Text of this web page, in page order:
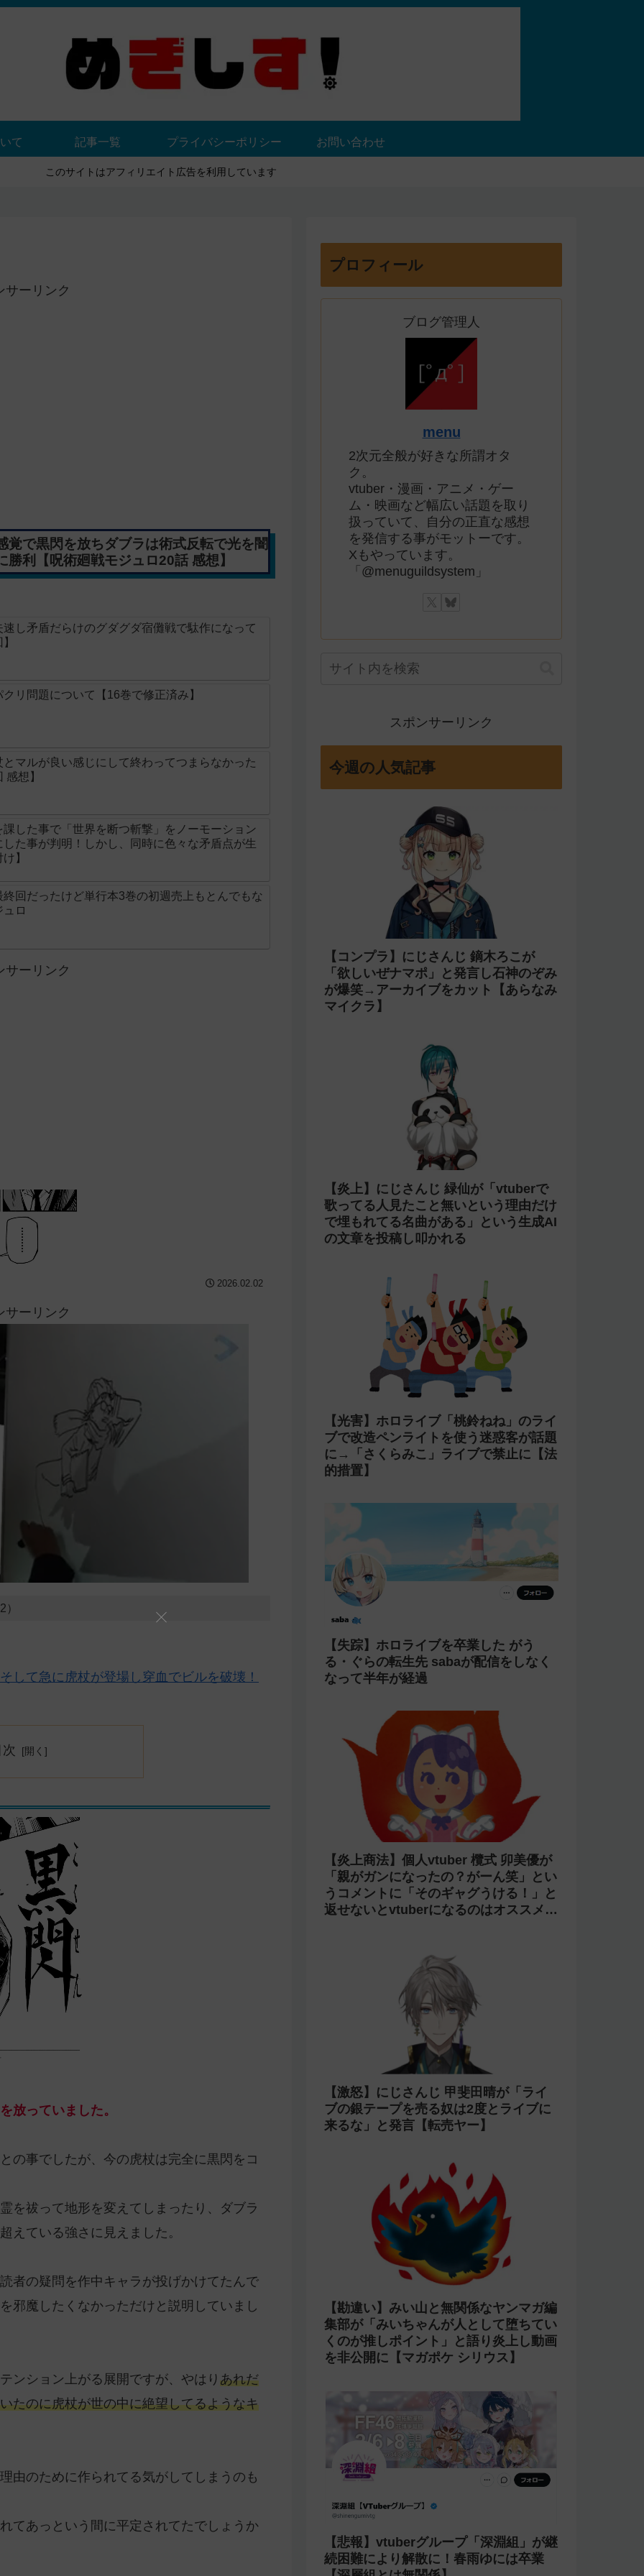
て 記事一覧 プライバシーポリシー お問い合わせ
このサイトはアフィリエイト広告を利用しています
サーリンク
で黒閃を放ちダブラは術式反転で光を闇
利【呪術廻戦モジュロ20話 感想】
し矛盾だらけのグダグダ宿儺戦で駄作になって
リ問題について【16巻で修正済み】
マルが良い感じにして終わってつまらなかった
想】
した事で「世界を断つ斬撃」をノーモーション
た事が判明！しかし、同時に色々な矛盾点が生
】
回だったけど単行本3巻の初週売上もとんでもな
ロ
サーリンク
2026.02.02
サーリンク
して急に虎杖が登場し穿血でビルを破壊！
放っていました。
の事でしたが、今の虎杖は完全に黒閃をコ
を祓って地形を変えてしまったり、ダブラ
えている強さに見えました。
者の疑問を作中キャラが投げかけてたんで
邪魔したくなかっただけと説明していまし
ンション上がる展開ですが、やはり あれだ
たのに虎杖が世の中に絶望してるようなキ
由のために作られてる気がしてしまうのも
てあっという間に平定されてたでしょうか
プロフィール
ブログ管理人
menu
2次元全般が好きな所謂オタ
ク。
vtuber・漫画・アニメ・ゲー
ム・映画など幅広い話題を取り
扱っていて、自分の正直な感想
を発信する事がモットーです。
Xもやっています。
「@menuguildsystem」
スポンサーリンク
今週の人気記事
【コンプラ】にじさんじ 鏑木ろこが
「欲しいぜナマポ」と発言し石神のぞみ
が爆笑→アーカイブをカット【あらなみ
マイクラ】
【炎上】にじさんじ 緑仙が「vtuberで
歌ってる人見たこと無いという理由だけ
で埋もれてる名曲がある」という生成AI
の文章を投稿し叩かれる
【光害】ホロライブ「桃鈴ねね」のライ
ブで改造ペンライトを使う迷惑客が話題
に→「さくらみこ」ライブで禁止に【法
的措置】
【失踪】ホロライブを卒業した がう
る・ぐらの転生先 sabaが配信をしなく
なって半年が経過
【炎上商法】個人vtuber 欖式 卯美優が
「親がガンになったの？がーん笑」とい
うコメントに「そのギャグうける！」と
返せないとvtuberになるのはオススメし
【激怒】にじさんじ 甲斐田晴が「ライ
ブの銀テープを売る奴は2度とライブに
来るな」と発言【転売ヤー】
【勘違い】みい山と無関係なヤンマガ編
集部が「みいちゃんが人として堕ちてい
くのが推しポイント」と語り炎上し動画
を非公開に【マガポケ シリウス】
【悲報】vtuberグループ「深淵組」が継
続困難により解散に！春雨ゆには卒業